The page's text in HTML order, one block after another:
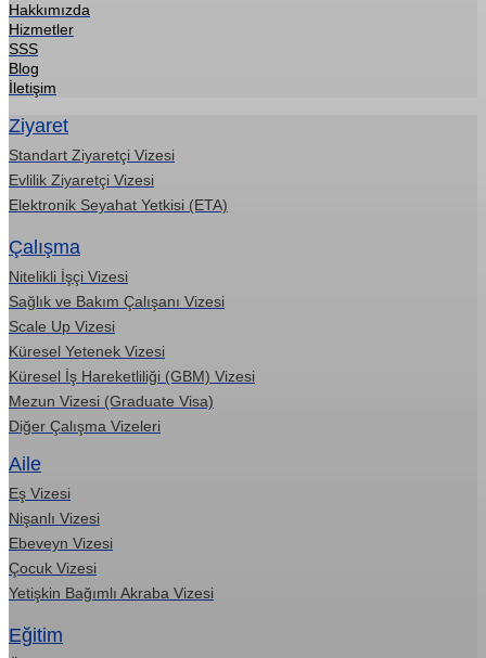
Hakkımızda
Hizmetler
SSS
Blog
İletişim
Ziyaret
Standart Ziyaretçi Vizesi
Evlilik Ziyaretçi Vizesi
Elektronik Seyahat Yetkisi (ETA)
Çalışma
Nitelikli İşçi Vizesi
Sağlık ve Bakım Çalışanı Vizesi
Scale Up Vizesi
Küresel Yetenek Vizesi
Küresel İş Hareketliliği (GBM) Vizesi
Mezun Vizesi (Graduate Visa)
Diğer Çalışma Vizeleri
Aile
Eş Vizesi
Nişanlı Vizesi
Ebeveyn Vizesi
Çocuk Vizesi
Yetişkin Bağımlı Akraba Vizesi
Eğitim